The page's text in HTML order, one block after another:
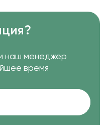
наш менеджер
время